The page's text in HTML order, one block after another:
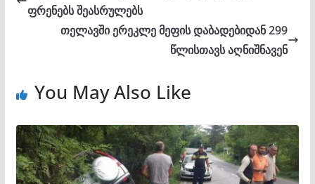
ფრენებს შეასრულებს
თელავში ერეკლე მეფის დაბადებიდან 299
წლისთავს აღნიშნავენ
You May Also Like